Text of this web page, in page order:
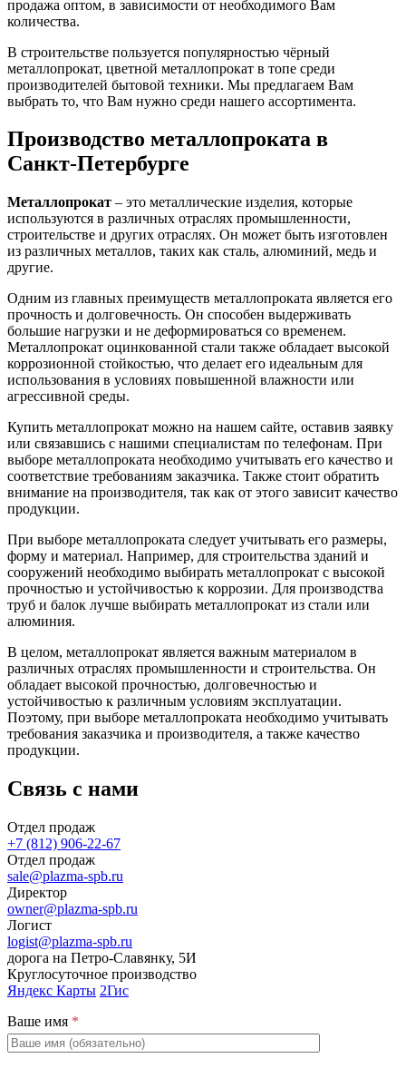
продажа оптом, в зависимости от необходимого Вам
количества.
В строительстве пользуется популярностью чёрный
металлопрокат, цветной металлопрокат в топе среди
производителей бытовой техники. Мы предлагаем Вам
выбрать то, что Вам нужно среди нашего ассортимента.
Производство металлопроката в
Санкт-Петербурге
Металлопрокат – это металлические изделия, которые
используются в различных отраслях промышленности,
строительстве и других отраслях. Он может быть изготовлен
из различных металлов, таких как сталь, алюминий, медь и
другие.
Одним из главных преимуществ металлопроката является его
прочность и долговечность. Он способен выдерживать
большие нагрузки и не деформироваться со временем.
Металлопрокат оцинкованной стали также обладает высокой
коррозионной стойкостью, что делает его идеальным для
использования в условиях повышенной влажности или
агрессивной среды.
Купить металлопрокат можно на нашем сайте, оставив заявку
или связавшись с нашими специалистам по телефонам. При
выборе металлопроката необходимо учитывать его качество и
соответствие требованиям заказчика. Также стоит обратить
внимание на производителя, так как от этого зависит качество
продукции.
При выборе металлопроката следует учитывать его размеры,
форму и материал. Например, для строительства зданий и
сооружений необходимо выбирать металлопрокат с высокой
прочностью и устойчивостью к коррозии. Для производства
труб и балок лучше выбирать металлопрокат из стали или
алюминия.
В целом, металлопрокат является важным материалом в
различных отраслях промышленности и строительства. Он
обладает высокой прочностью, долговечностью и
устойчивостью к различным условиям эксплуатации.
Поэтому, при выборе металлопроката необходимо учитывать
требования заказчика и производителя, а также качество
продукции.
Связь с нами
Отдел продаж
+7 (812) 906-22-67
Отдел продаж
sale@plazma-spb.ru
Директор
owner@plazma-spb.ru
Логист
logist@plazma-spb.ru
дорога на Петро-Славянку, 5И
Круглосуточное производство
Яндекс Карты 2Гис
Ваше имя *